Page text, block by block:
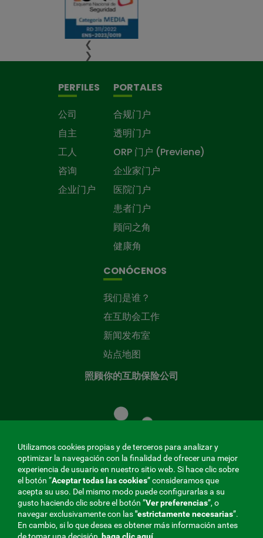
❮
❯
PERFILES
公司
自主
工人
咨询
企业门户
PORTALES
合规门户
透明门户
ORP 门户 (Previene)
企业家门户
医院门户
患者门户
顾问之角
健康角
CONÓCENOS
我们是谁？
在互助会工作
新闻发布室
站点地图
照顾你的互助保险公司
共
同
基
金
MENÚ
Utilizamos cookies propias y de terceros para analizar y
optimizar la navegación con la finalidad de ofrecer una mejor
experiencia de usuario en nuestro sitio web. Si hace clic sobre
el botón “Aceptar todas las cookies” consideramos que
acepta su uso. Del mismo modo puede configurarlas a su
gusto haciendo clic sobre el botón ”Ver preferencias”, o
navegar exclusivamente con las"estrictamentenecesarias”.
En cambio, si lo que desea es obtener más información antes